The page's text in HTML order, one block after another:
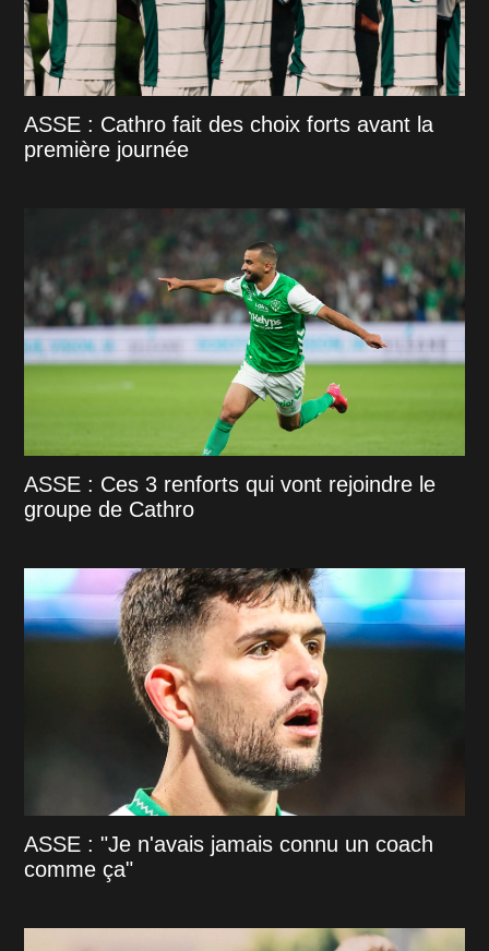
ASSE : Cathro fait des choix forts avant la
première journée
ASSE : Ces 3 renforts qui vont rejoindre le
groupe de Cathro
ASSE : "Je n'avais jamais connu un coach
comme ça"